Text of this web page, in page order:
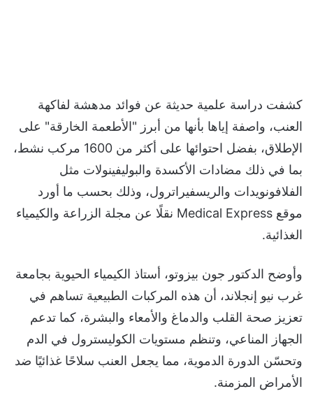
كشفت دراسة علمية حديثة عن فوائد مدهشة لفاكهة
العنب، واصفة إياها بأنها من أبرز "الأطعمة الخارقة" على
الإطلاق، بفضل احتوائها على أكثر من 1600 مركب نشط،
بما في ذلك مضادات الأكسدة والبوليفينولات مثل
الفلافونويدات والريسفيراترول، وذلك بحسب ما أورد
موقع Medical Express نقلًا عن مجلة الزراعة والكيمياء
الغذائية.
وأوضح الدكتور جون بيزوتو، أستاذ الكيمياء الحيوية بجامعة
غرب نيو إنجلاند، أن هذه المركبات الطبيعية تساهم في
تعزيز صحة القلب والدماغ والأمعاء والبشرة، كما تدعم
الجهاز المناعي، وتنظم مستويات الكوليسترول في الدم
وتحسّن الدورة الدموية، مما يجعل العنب سلاحًا غذائيًا ضد
الأمراض المزمنة.